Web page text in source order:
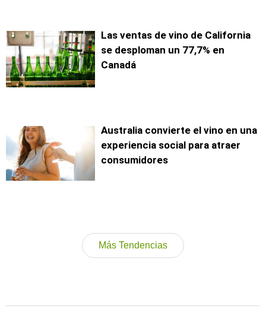
Las ventas de vino de California
se desploman un 77,7% en
Canadá
Australia convierte el vino en una
experiencia social para atraer
consumidores
Más Tendencias